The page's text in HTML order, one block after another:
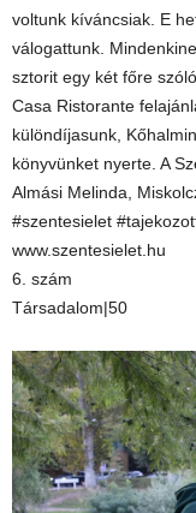
voltunk kíváncsiak. E
válogattunk.
sztorit egy két főre
Casa Ristorante
különdíjasunk,
könyvünket nyerte. A
Almási Melinda,
#szentesielet
www.szentesielet.hu
6. szám
Társadalom|50